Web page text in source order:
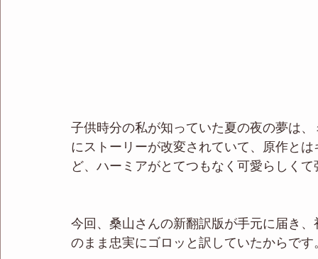
子供時分の私が知っていた夏の夜の夢は
にストーリーが改変されていて、原作と
ど、ハーミアがとてつもなく可愛らしく
今回、桑山さんの新翻訳版が手元に届き
のまま忠実にゴロッと訳していたからです